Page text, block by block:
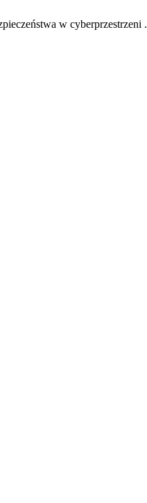
w cyberprzestrzeni